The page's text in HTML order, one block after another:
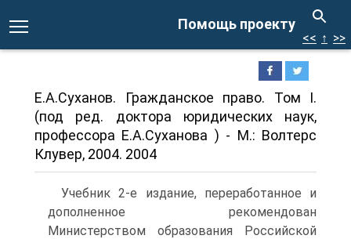
Помощь проекту
<< ↑ >>
Е.А.Суханов. Гражданское право. Том I.
(под ред. доктора юридических наук,
профессора Е.А.Суханова ) - М.: Волтерс
Клувер, 2004. 2004
Учебник 2-е издание, переработанное и
дополненное рекомендован
Министерством образования Российской